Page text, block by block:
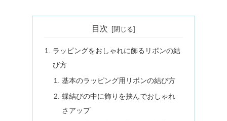
目次
ラッピングをおしゃれに飾るリボンの結
び方
基本のラッピング用リボンの結び方
蝶結びの中に飾りを挟んでおしゃれ
さアップ